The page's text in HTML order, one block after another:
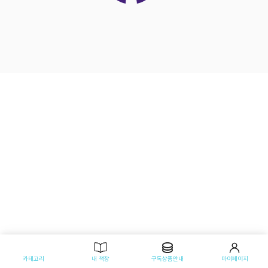
카테고리 내 책장 구독상품안내 마이페이지